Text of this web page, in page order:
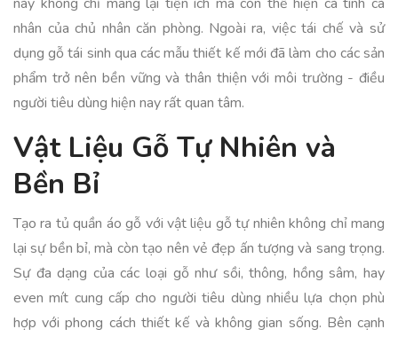
nhân của chủ nhân căn phòng. Ngoài ra, việc tái chế và sử
dụng gỗ tái sinh qua các mẫu thiết kế mới đã làm cho các sản
phẩm trở nên bền vững và thân thiện với môi trường - điều
người tiêu dùng hiện nay rất quan tâm.
Vật Liệu Gỗ Tự Nhiên và
Bền Bỉ
Tạo ra tủ quần áo gỗ với vật liệu gỗ tự nhiên không chỉ mang
lại sự bền bỉ, mà còn tạo nên vẻ đẹp ấn tượng và sang trọng.
Sự đa dạng của các loại gỗ như sồi, thông, hồng sâm, hay
even mít cung cấp cho người tiêu dùng nhiều lựa chọn phù
hợp với phong cách thiết kế và không gian sống. Bên cạnh